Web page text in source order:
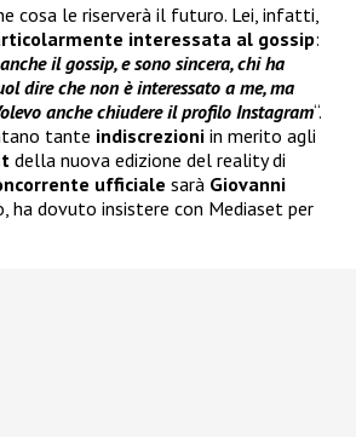
cosa le riserverà il futuro. Lei, infatti,
interessata al gossip:
il gossip, e sono sincera, chi ha
dire che non è interessato a me, ma
anche chiudere il profilo Instagram“.
tante indiscrezioni in merito agli
della nuova edizione del reality di
ufficiale sarà Giovanni
ha dovuto insistere con Mediaset per